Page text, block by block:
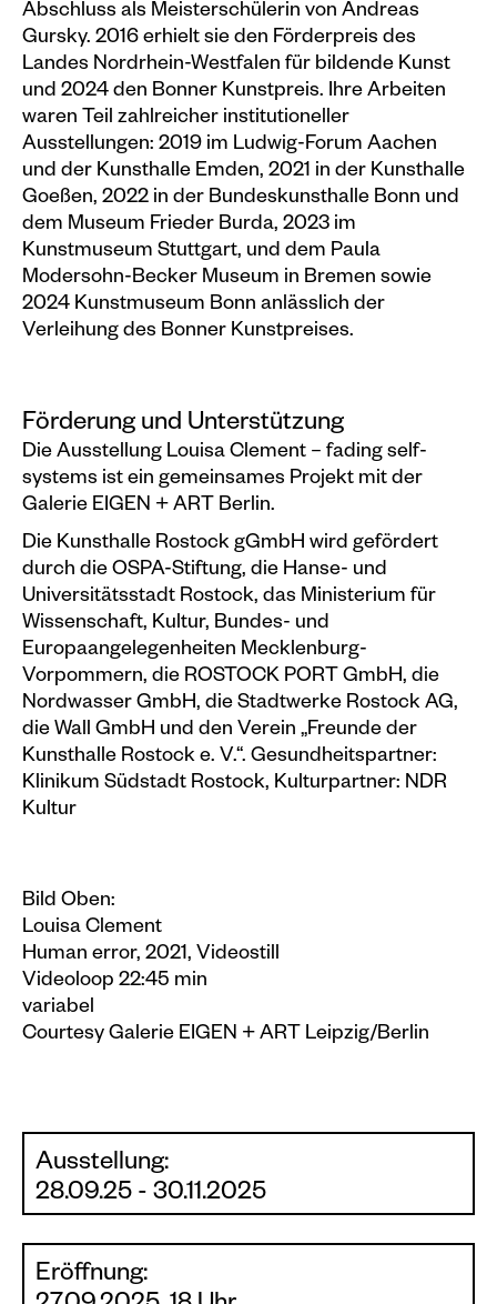
Abschluss als Meisterschülerin von Andreas
Gursky. 2016 erhielt sie den Förderpreis des
Landes Nordrhein-Westfalen für bildende Kunst
und 2024 den Bonner Kunstpreis. Ihre Arbeiten
waren Teil zahlreicher institutioneller
Ausstellungen: 2019 im Ludwig-Forum Aachen
und der Kunsthalle Emden, 2021 in der Kunsthalle
Goeßen, 2022 in der Bundeskunsthalle Bonn und
dem Museum Frieder Burda, 2023 im
Kunstmuseum Stuttgart, und dem Paula
Modersohn-Becker Museum in Bremen sowie
2024 Kunstmuseum Bonn anlässlich der
Verleihung des Bonner Kunstpreises.
Förderung und Unterstützung
Die Ausstellung Louisa Clement – fading self-
systems ist ein gemeinsames Projekt mit der
Galerie EIGEN + ART Berlin.
Die Kunsthalle Rostock gGmbH wird gefördert
durch die OSPA-Stiftung, die Hanse- und
Universitätsstadt Rostock, das Ministerium für
Wissenschaft, Kultur, Bundes- und
Europaangelegenheiten Mecklenburg-
Vorpommern, die ROSTOCK PORT GmbH, die
Nordwasser GmbH, die Stadtwerke Rostock AG,
die Wall GmbH und den Verein „Freunde der
Kunsthalle Rostock e. V.“. Gesundheitspartner:
Klinikum Südstadt Rostock, Kulturpartner: NDR
Kultur
Bild Oben:
Louisa Clement
Human error, 2021, Videostill
Videoloop 22:45 min
variabel
Courtesy Galerie EIGEN + ART Leipzig/Berlin
Ausstellung:
28.09.25 - 30.11.2025
Eröffnung: